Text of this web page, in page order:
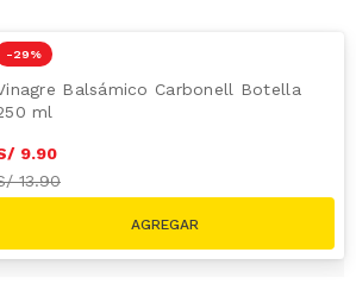
-29 %
Balsámico Carbonell Botella
ml
9.90
13.90